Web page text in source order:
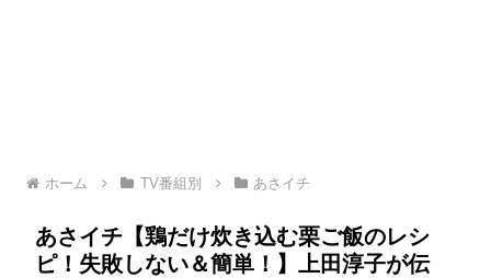
ホーム TV番組別 あさイチ
あさイチ【鶏だけ炊き込む栗ご飯のレシ
ピ！失敗しない＆簡単！】上田淳子が伝